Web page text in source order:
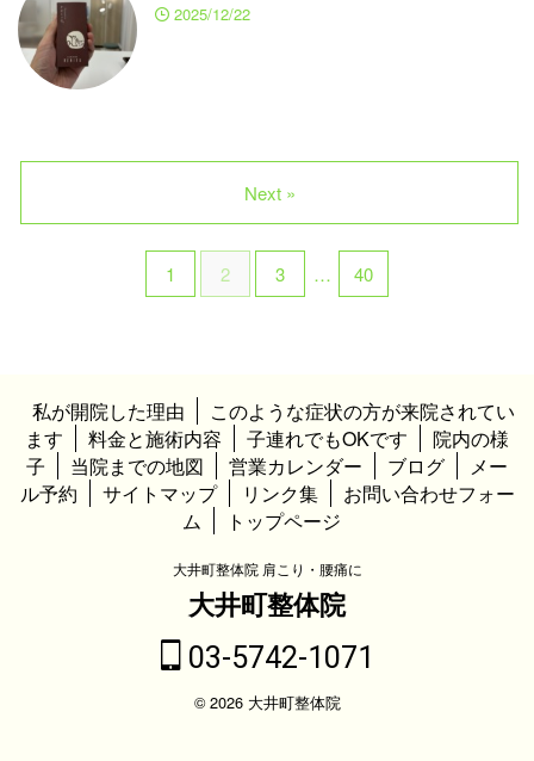
2025/12/22
1 2 3 … 40
Next »
私が開院した理由
このような症状の方が来院されてい
ます
料金と施術内容 子連れでもOKです
院内の様
子
当院までの地図 営業カレンダー ブログ
メー
ル予約
サイトマップ リンク集
お問い合わせフォー
ム
トップページ
大井町整体院 肩こり・腰痛に
大井町整体院
03-5742-1071
© 2026 大井町整体院